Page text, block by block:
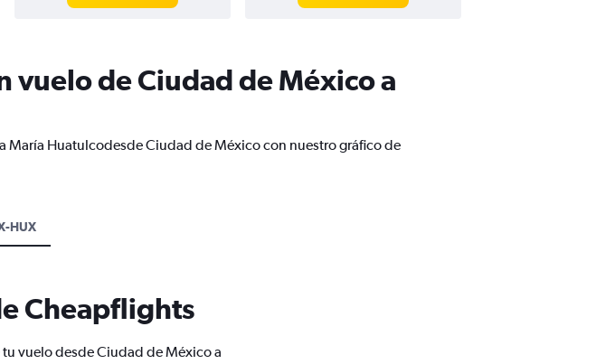
vuelo de Ciudad de México a
María Huatulcodesde Ciudad de México con nuestro gráfico de
HUX
Cheapflights
vuelo desde Ciudad de México a